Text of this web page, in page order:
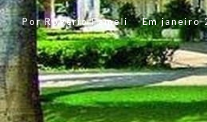
PorRogerio Fameli Em janeiro